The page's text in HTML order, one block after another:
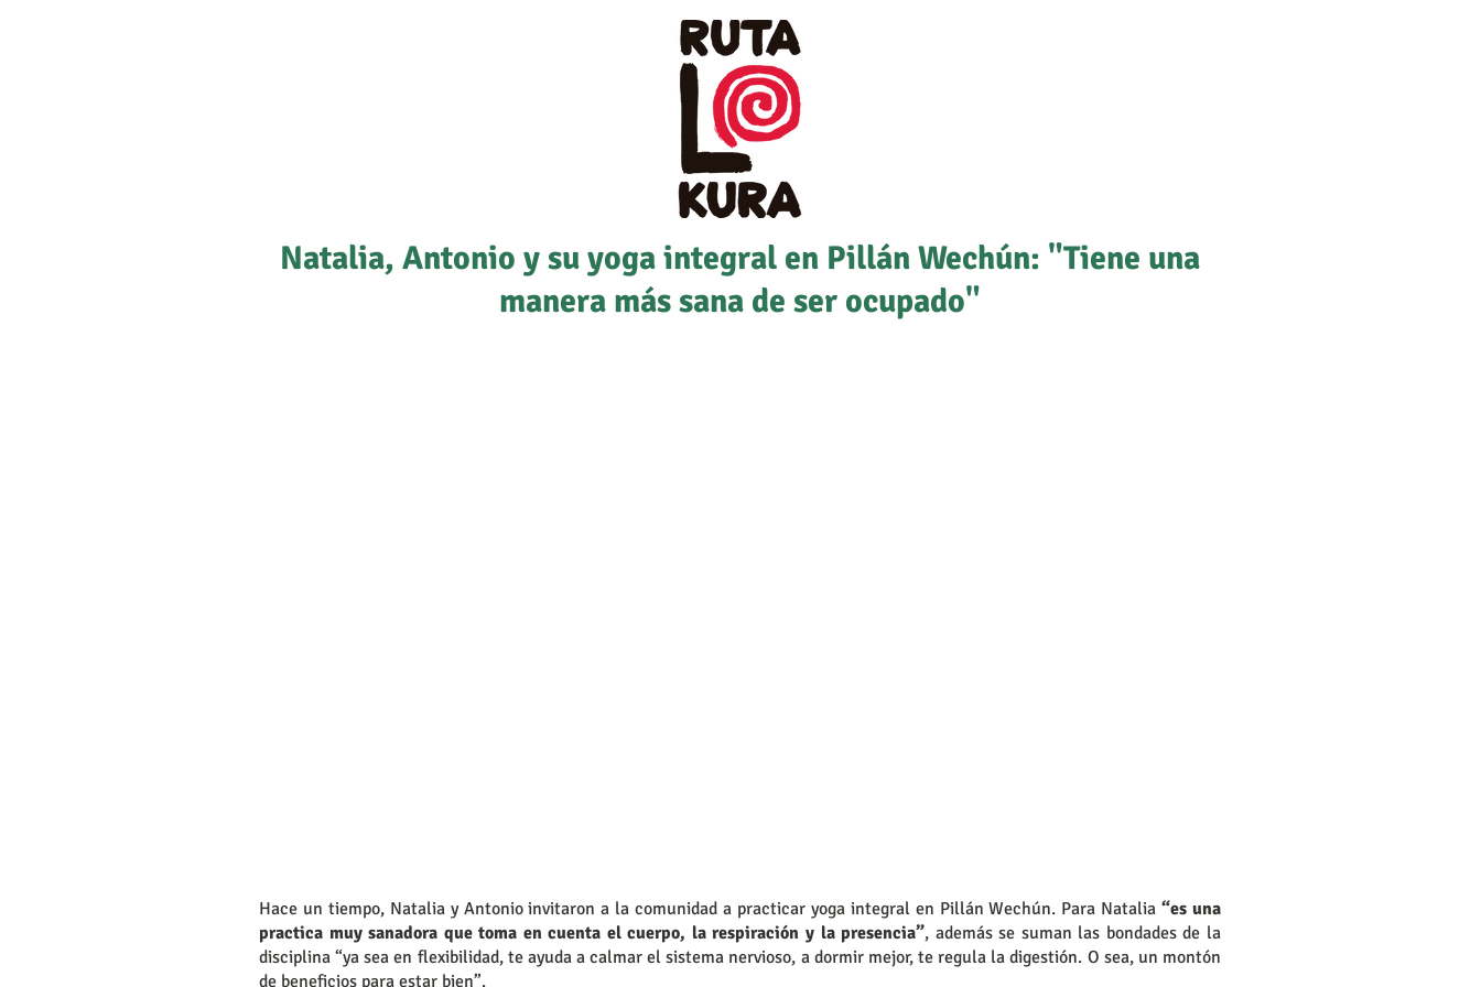
Natalia, Antonio y su yoga integral en Pillán Wechún: "Tiene una
manera más sana de ser ocupado"
Hace un tiempo, Natalia y Antonio invitaron a la comunidad a practicar yoga integral en Pillán Wechún. Para Natalia“es una
practica muy sanadora que toma en cuenta el cuerpo, la respiración y la presencia”, además se suman las bondades de la
disciplina “ya sea en flexibilidad, te ayuda a calmar el sistema nervioso, a dormir mejor, te regula la digestión. O sea, un montón
de beneficios para estar bien”.